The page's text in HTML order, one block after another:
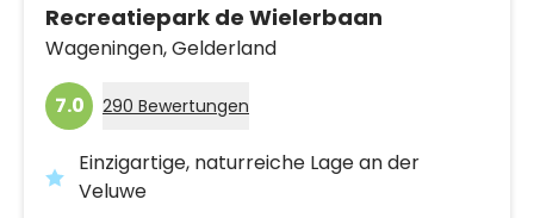
Recreatiepark de Wielerbaan
Wageningen,Gelderland
7.0 290 Bewertungen
Einzigartige, naturreiche Lage an der
Veluwe